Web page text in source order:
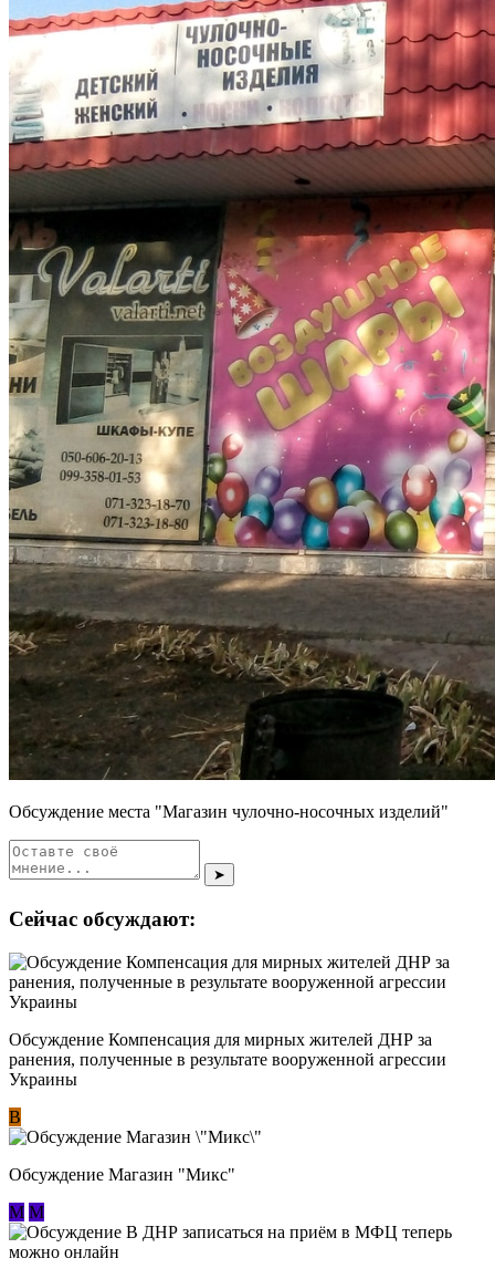
Обсуждение места "Магазин чулочно-носочных изделий"
➤
Сейчас обсуждают:
Обсуждение Компенсация для мирных жителей ДНР за
ранения, полученные в результате вооруженной агрессии
Украины
В
Обсуждение Магазин "Микс"
М М